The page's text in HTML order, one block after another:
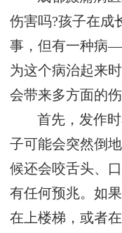
伤害吗?孩子在成
事，但有一种病
为这个病治起来
会带来多方面的伤
首先，发作
子可能会突然倒
候还会咬舌头、
有任何预兆。如
在上楼梯，或者